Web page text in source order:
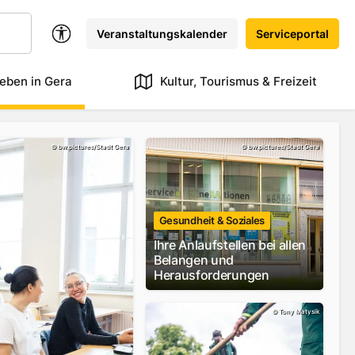
Veranstaltungskalender Serviceportal
in Gera Kultur, Tourismus & Freizeit
© bw.pictures/Stadt Gera ©bw.pictures/Stadt Gera
Gesundheit & Soziales
Ihre Anlaufstellen bei allen
Belangen und
Herausforderungen
© Tony Matysik